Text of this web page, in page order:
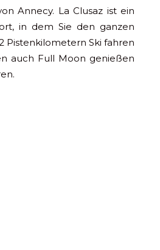
Annecy. La Clusaz ist ein
in dem Sie den ganzen
Pistenkilometern Ski fahren
auch Full Moon genießen